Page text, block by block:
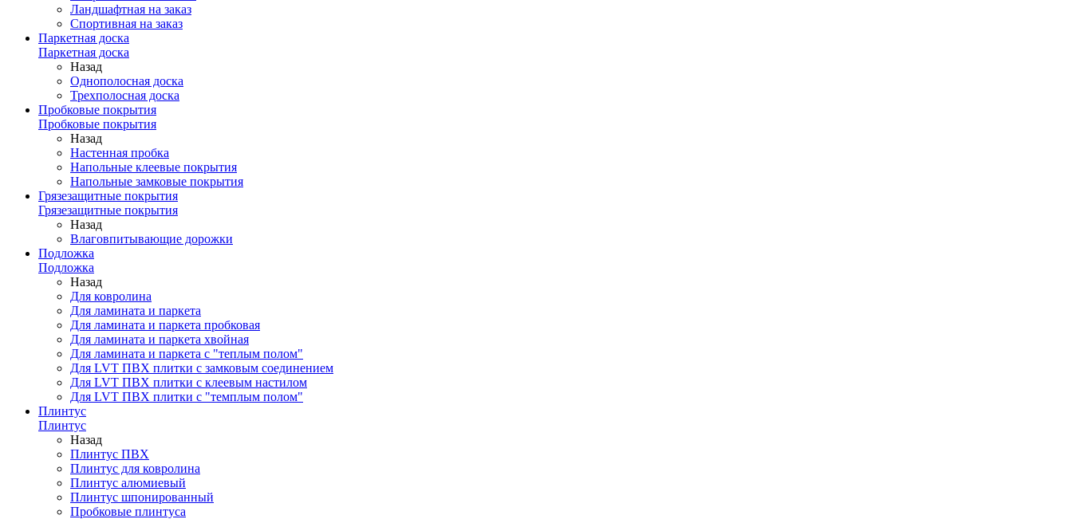
Ландшафтная на заказ
Спортивная на заказ
Паркетная доска
Паркетная доска
Назад
Однополосная доска
Трехполосная доска
Пробковые покрытия
Пробковые покрытия
Назад
Настенная пробка
Напольные клеевые покрытия
Напольные замковые покрытия
Грязезащитные покрытия
Грязезащитные покрытия
Назад
Влаговпитывающие дорожки
Подложка
Подложка
Назад
Для ковролина
Для ламината и паркета
Для ламината и паркета пробковая
Для ламината и паркета хвойная
Для ламината и паркета с "теплым полом"
Для LVT ПВХ плитки с замковым соединением
Для LVT ПВХ плитки с клеевым настилом
Для LVT ПВХ плитки с "темплым полом"
Плинтус
Плинтус
Назад
Плинтус ПВХ
Плинтус для ковролина
Плинтус алюмиевый
Плинтус шпонированный
Пробковые плинтуса